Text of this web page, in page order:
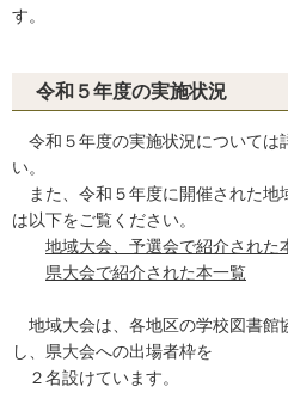
す。
令和５年度の実施状況
令和５年度の実施状況については
い。
また、令和５年度に開催された地
は以下をご覧ください。
地域大会、予選会で紹介された
県大会で紹介された本一覧
地域大会は、各地区の学校図書館
し、県大会への出場者枠を
２名設けています。